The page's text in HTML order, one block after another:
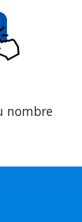
nombre